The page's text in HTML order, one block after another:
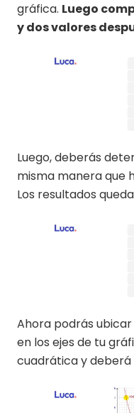
gráfica. Luego
y dos valores
Luego, deberás
misma manera que
Los resultados
Ahora podrás
en los ejes de tu
cuadrática y deberá